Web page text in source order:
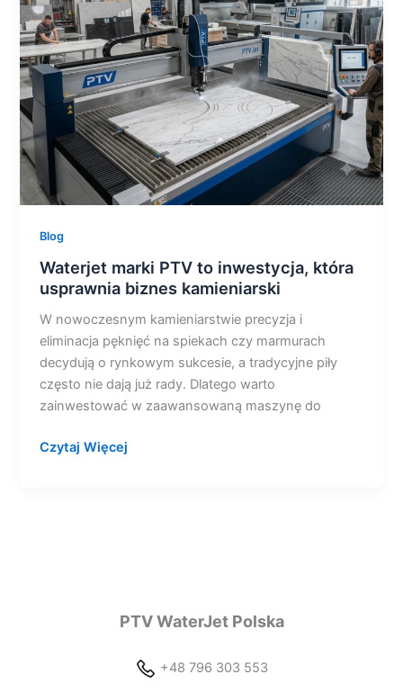
Blog
Waterjet marki PTV to inwestycja, która
usprawnia biznes kamieniarski
W nowoczesnym kamieniarstwie precyzja i
eliminacja pęknięć na spiekach czy marmurach
decydują o rynkowym sukcesie, a tradycyjne piły
często nie dają już rady. Dlatego warto
zainwestować w zaawansowaną maszynę do
to
inwestycja,
która
usprawnia
biznes
kamieniarski
Czytaj Więcej
PTV WaterJet Polska
+48 796 303 553